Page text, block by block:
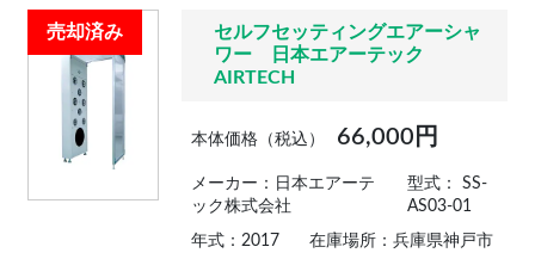
売却済み
セルフセッティングエアーシャ
ワー 日本エアーテック
AIRTECH
本体価格（税込） 66,000円
メーカー：日本エアーテ
ック株式会社
型式： SS-
AS03-01
年式：2017
在庫場所：兵庫県神戸市